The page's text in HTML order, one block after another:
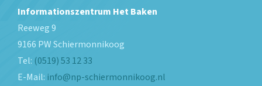
Informationszentrum Het Baken
Reeweg 9
9166 PWSchiermonnikoog
Tel: (0519) 53 12 33
E-Mail: info@np-schiermonnikoog.nl